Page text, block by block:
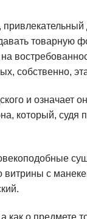
товарную
собственно,
и означает
который,
с
как о предмете